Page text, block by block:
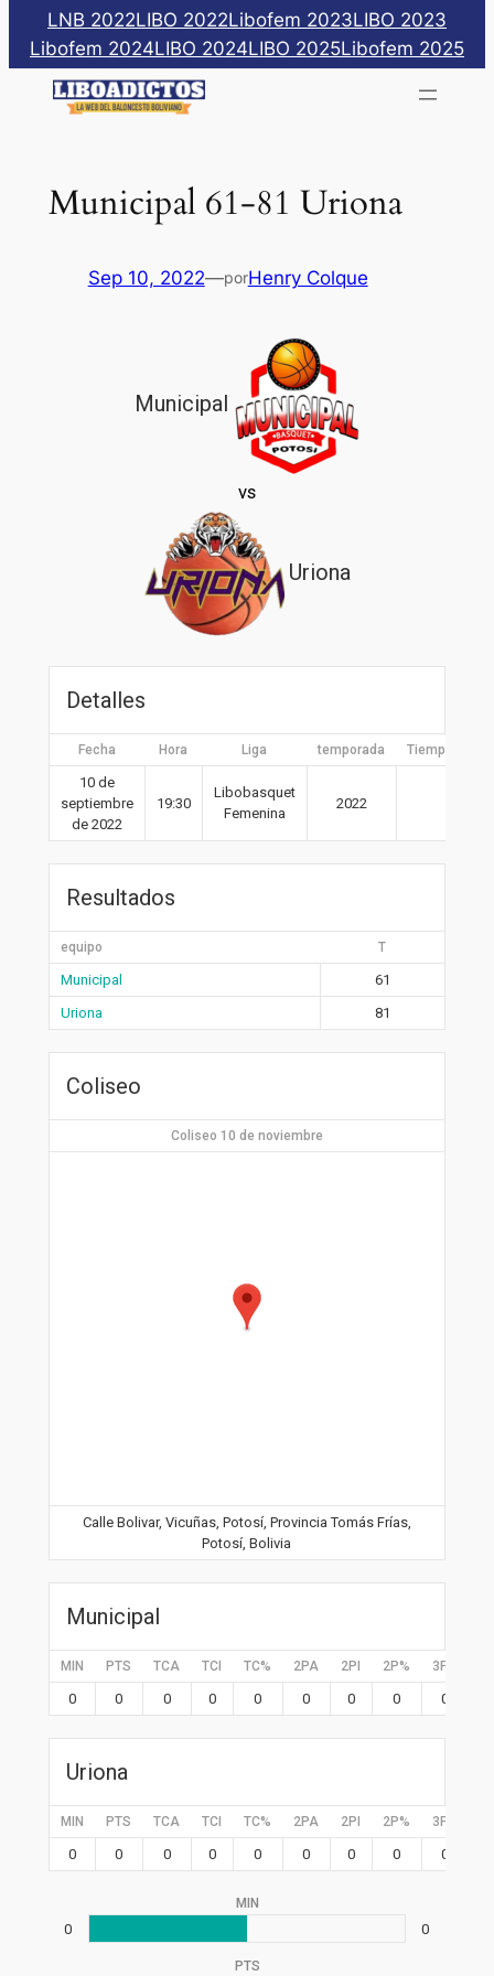
Saltar
contenido
LNB 2022LIBO 2022Libofem 2023LIBO 2023
Libofem 2024LIBO 2024LIBO 2025Libofem 2025
Municipal 61-81 Uriona
Sep 10, 2022—porHenry Colque
Municipal
vs
Uriona
Detalles
Fecha Hora Liga temporada Tiempo
10 de
septiembre
de 2022
19:30
Libobasquet
Femenina
2022
Resultados
equipo T
Municipal
61
Uriona
81
Coliseo
Coliseo 10 de noviembre
Calle Bolivar, Vicuñas, Potosí, Provincia Tomás Frías,
Potosí, Bolivia
Municipal
MIN PTS TCA TCI TC% 2PA 2PI 2P% 3PA
0 0 0 0 0 0 0 0 0
Uriona
MIN PTS TCA TCI TC% 2PA 2PI 2P% 3PA
0 0 0 0 0 0 0 0 0
MIN
0 0
PTS